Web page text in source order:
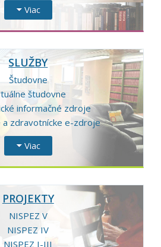
Viac
SLUŽBY
Študovne
študovne
informačné zdroje
a zdravotnícke e-zdroje
Viac
PROJEKTY
NISPEZ V
NISPEZ IV
NISPEZ I-III